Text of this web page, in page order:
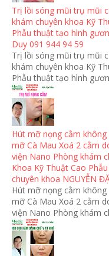
Trị lồi sóng mũi trụ mũi
khám chuyên khoa Kỹ
Phẫu thuật tạo hình
Duy 091 944 94 59
Trị lồi sóng mũi trụ mũi
khám chuyên khoa Kỹ
Phẫu thuật tạo hình
Hút mỡ nọng cằm
mỡ Cà Mau Xoá 2 cằm
viện Nano Phòng khám
Khoa Kỹ Thuật Cao
chuyên khoa NGUYỄN
Hút mỡ nọng cằm
mỡ Cà Mau Xoá 2 cằm
viện Nano Phòng khám